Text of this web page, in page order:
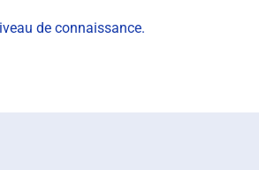
de connaissance.